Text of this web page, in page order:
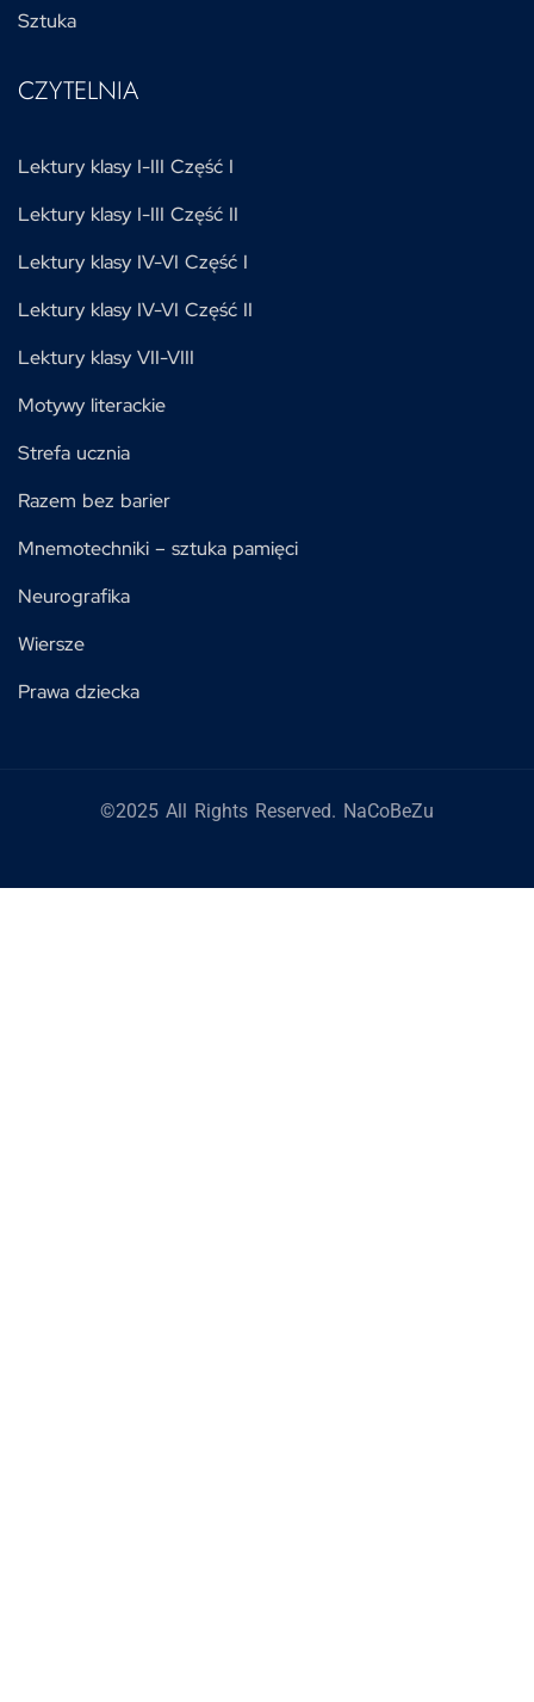
Sztuka
CZYTELNIA
Lektury klasy I-III Część I
Lektury klasy I-III Część II
Lektury klasy IV-VI Część I
Lektury klasy IV-VI Część II
Lektury klasy VII-VIII
Motywy literackie
Strefa ucznia
Razem bez barier
Mnemotechniki – sztuka pamięci
Neurografika
Wiersze
Prawa dziecka
©2025 All Rights Reserved. NaCoBeZu